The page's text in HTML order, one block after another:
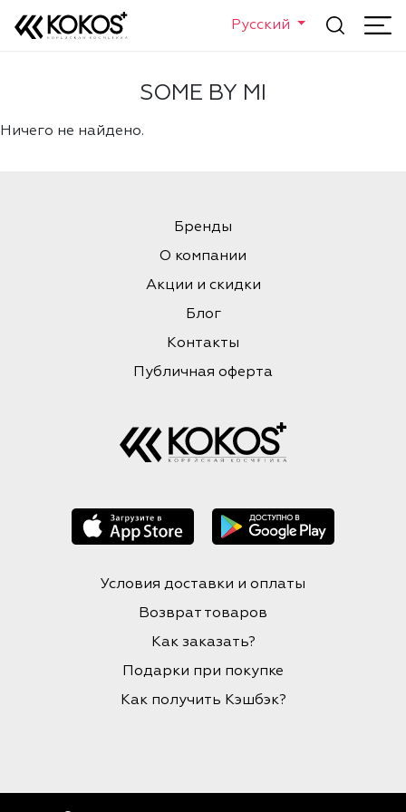
Русский
SOME BY MI
Ничего не найдено.
Бренды
О компании
Акции и скидки
Блог
Контакты
Публичная оферта
Условия доставки и оплаты
Возврат товаров
Как заказать?
Подарки при покупке
Как получить Кэшбэк?